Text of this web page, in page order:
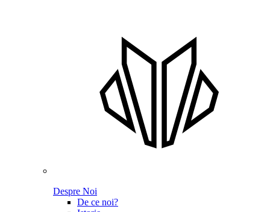
Despre Noi
De ce noi?